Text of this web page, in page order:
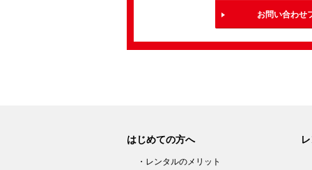
お問い合わせ
はじめての方へ
・レンタルのメリット